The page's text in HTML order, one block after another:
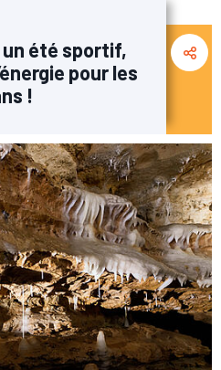
été sportif,
pour les
!